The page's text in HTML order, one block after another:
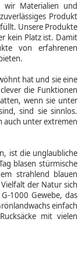
wir Materialien und
Produkt
Unsere Produkte
kein Platz ist. Damit
von erfahrenen
hat und sie eine
die Funktionen
wenn sie unter
sind sie sinnlos.
auch unter extremen
ist die unglaubliche
blasen stürmische
strahlend blauen
der Natur sich
1000 Gewebe, das
einfach
mit vielen